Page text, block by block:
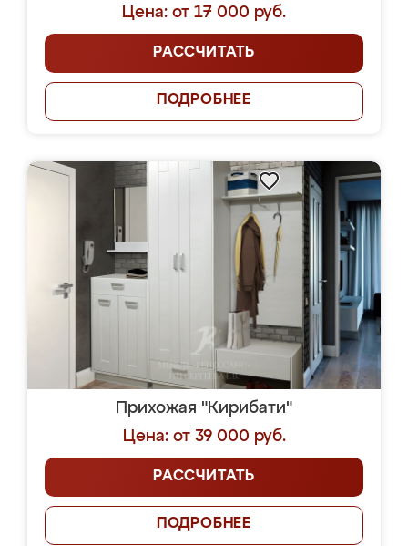
Цена: от 17 000 руб.
РАССЧИТАТЬ
ПОДРОБНЕЕ
Прихожая "Кирибати"
Цена: от 39 000 руб.
РАССЧИТАТЬ
ПОДРОБНЕЕ